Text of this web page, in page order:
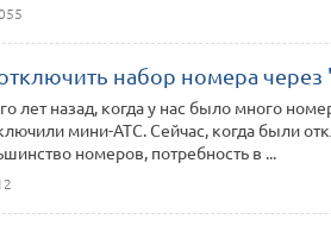
набор номера через
лет назад, когда у нас было много
мини-АТС. Сейчас, когда были
номеров, потребность в ...